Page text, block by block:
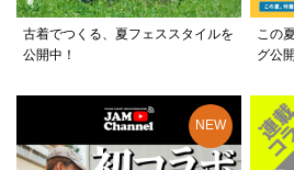
古着でつくる、夏フェススタイルを
公開中！
この
グ公